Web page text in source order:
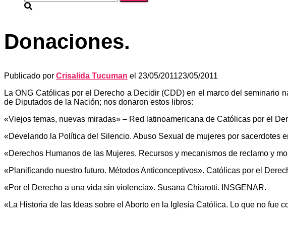
Donaciones.
Publicado por Crisalida Tucuman el 23/05/201123/05/2011
La ONG Católicas por el Derecho a Decidir (CDD) en el marco del seminario
de Diputados de la Nación; nos donaron estos libros:
«Viejos temas, nuevas miradas» – Red latinoamericana de Católicas por el
«Develando la Política del Silencio. Abuso Sexual de mujeres por sacerdotes
«Derechos Humanos de las Mujeres. Recursos y mecanismos de reclamo y
«Planificando nuestro futuro. Métodos Anticonceptivos». Católicas por el
«Por el Derecho a una vida sin violencia». Susana Chiarotti. INSGENAR.
«La Historia de las Ideas sobre el Aborto en la Iglesia Católica. Lo que no fue